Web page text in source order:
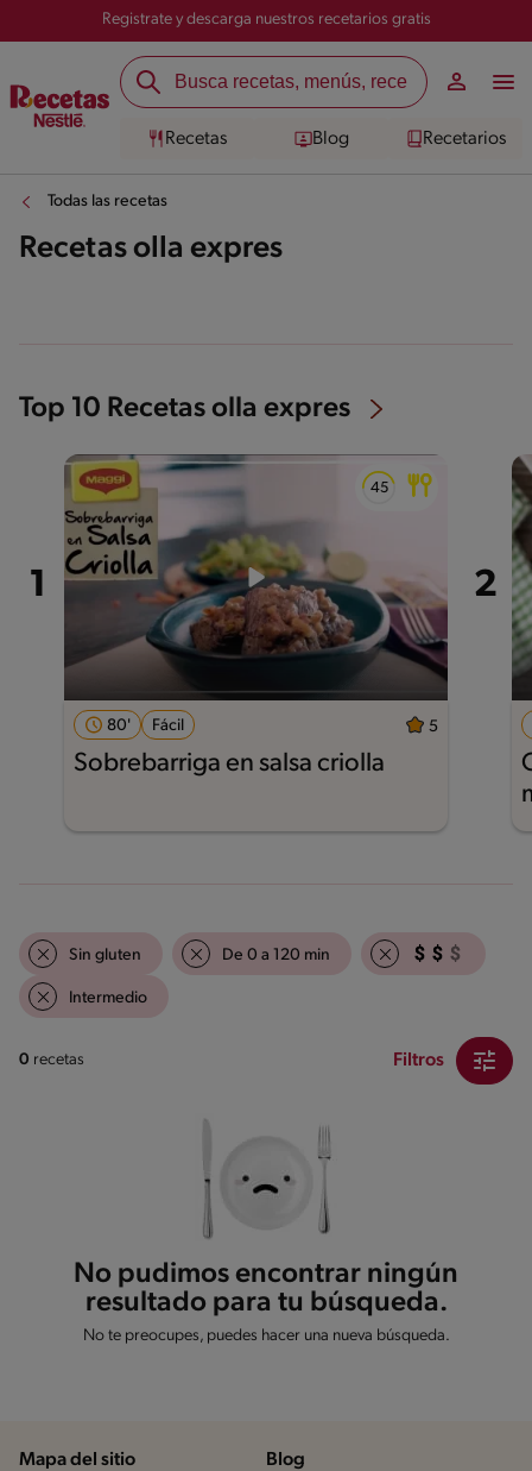
Registrate y descarga nuestros recetarios gratis
Recetas Blog Recetarios
Todas las recetas
Recetas olla expres
Top 10 Recetas olla expres
80' Fácil 5
Sobrebarriga en salsa criolla
Sin gluten De 0 a 120 min
Intermedio
0 recetas Filtros
No pudimos encontrar ningún
resultado para tu búsqueda.
No te preocupes, puedes hacer una nueva búsqueda.
Mapa del sitio Blog